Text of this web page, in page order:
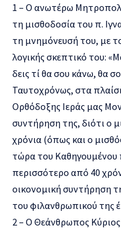
1 – Ο ανωτέρω
τη μισθοδοσία του π.
τη μνημόνευσή του, με
λογικής σκεπτικό του:
δεις τί θα σου κάνω, θα
Ταυτοχρόνως, στα
Ορθόδοξης Ιεράς μας
συντήρηση της, διότι ο
χρόνια (όπως και ο
τώρα του
περισσότερο από 40
οικονομική συντήρηση
του φιλανθρωπικού της
2 – Ο Θεάνθρωπος